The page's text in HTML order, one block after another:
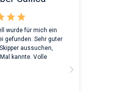
wurde für mich ein
gefunden. Sehr guter
aussuchen,
kannte. Volle